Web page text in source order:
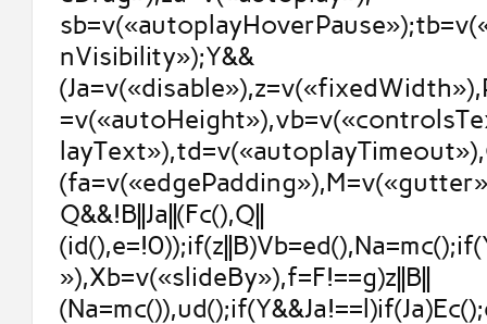
nVisibility»);Y&&
Q&&!B||Ja||(Fc(),Q||
»),Xb=v(«slideBy»),f=F!==g)z||B||